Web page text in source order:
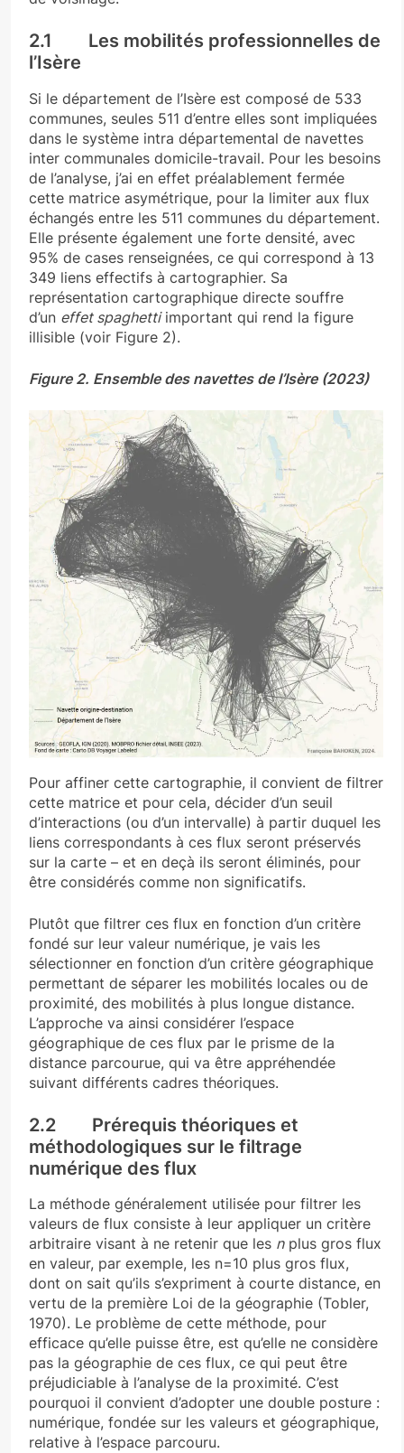
2.1 Les mobilités professionnelles de
l’Isère
Si le département de l’Isère est composé de 533
communes, seules 511 d’entre elles sont impliquées
dans le système intra départemental de navettes
inter communales domicile-travail. Pour les besoins
de l’analyse, j’ai en effet préalablement fermée
cette matrice asymétrique, pour la limiter aux flux
échangés entre les 511 communes du département.
Elle présente également une forte densité, avec
95% de cases renseignées, ce qui correspond à 13
349 liens effectifs à cartographier. Sa
représentation cartographique directe souffre
d’un effet spaghettiimportant qui rend la figure
illisible (voir Figure 2).
Figure 2. Ensemble des navettes de l’Isère (2023)
Pour affiner cette cartographie, il convient de filtrer
cette matrice et pour cela, décider d’un seuil
d’interactions (ou d’un intervalle) à partir duquel les
liens correspondants à ces flux seront préservés
sur la carte – et en deçà ils seront éliminés, pour
être considérés comme non significatifs.
Plutôt que filtrer ces flux en fonction d’un critère
fondé sur leur valeur numérique, je vais les
sélectionner en fonction d’un critère géographique
permettant de séparer les mobilités locales ou de
proximité, des mobilités à plus longue distance.
L’approche va ainsi considérer l’espace
géographique de ces flux par le prisme de la
distance parcourue, qui va être appréhendée
suivant différents cadres théoriques.
2.2 Prérequis théoriques et
méthodologiques sur le filtrage
numérique des flux
La méthode généralement utilisée pour filtrer les
valeurs de flux consiste à leur appliquer un critère
arbitraire visant à ne retenir que les nplus gros flux
en valeur, par exemple, les n=10 plus gros flux,
dont on sait qu’ils s’expriment à courte distance, en
vertu de la première Loi de la géographie (Tobler,
1970). Le problème de cette méthode, pour
efficace qu’elle puisse être, est qu’elle ne considère
pas la géographie de ces flux, ce qui peut être
préjudiciable à l’analyse de la proximité. C’est
pourquoi il convient d’adopter une double posture :
numérique, fondée sur les valeurs et géographique,
relative à l’espace parcouru.